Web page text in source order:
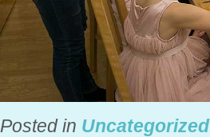
Posted in Uncategorized